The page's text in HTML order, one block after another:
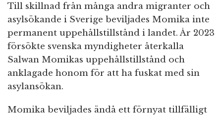
Till skillnad från många andra migranter och
asylsökande i Sverige beviljades Momika inte
permanent uppehållstillstånd i landet. År 2023
försökte svenska myndigheter återkalla
Salwan Momikas uppehållstillstånd och
anklagade honom för att ha fuskat med sin
asylansökan.
Momika beviljades ändå ett förnyat tillfälligt